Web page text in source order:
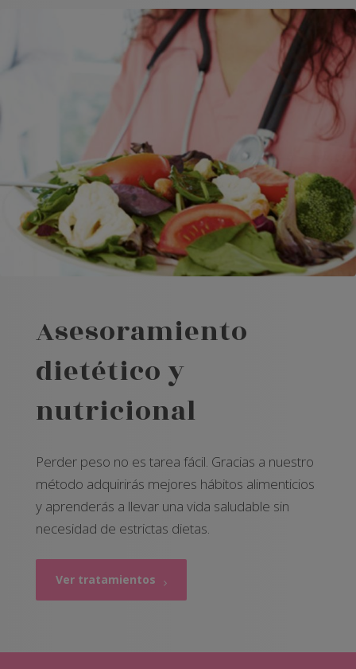
Asesoramiento
dietético y
nutricional
Perder peso no es tarea fácil. Gracias a nuestro
método adquirirás mejores hábitos alimenticios
y aprenderás a llevar una vida saludable sin
necesidad de estrictas dietas.
Ver tratamientos